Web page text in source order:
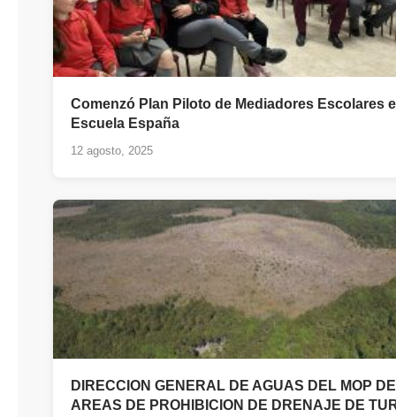
Comenzó Plan Piloto de Mediadores Escolares
Escuela España
12 agosto, 2025
DIRECCION GENERAL DE AGUAS DEL MOP
AREAS DE PROHIBICION DE DRENAJE DE